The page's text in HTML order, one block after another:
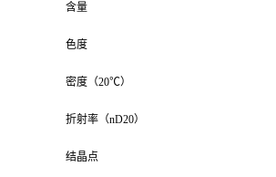
含量
色度
密度（20℃）
折射率（nD20）
结晶点